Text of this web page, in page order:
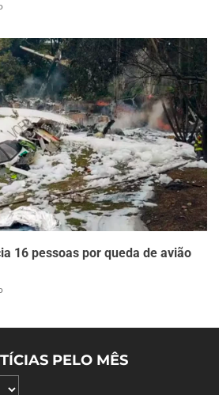
16 pessoas por queda de avião
PELO MÊS